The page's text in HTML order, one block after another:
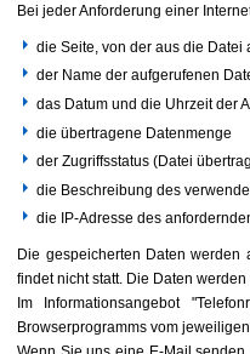
Bei jeder Anforderung einer
die Seite, von der aus die Datei
der Name der aufgerufenen
das Datum und die Uhrzeit der
die übertragene Datenmenge
der Zugriffsstatus (Datei
die Beschreibung des
die IP-Adresse des
Die gespeicherten Daten werden
findet nicht statt. Die Daten
Im Informationsangebot
Browserprogramms vom